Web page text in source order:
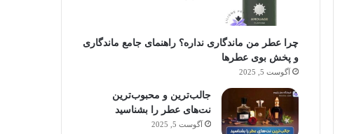
چرا عطر من ماندگاری نداره؟ راهنمای جامع ماندگاری
و پخش بوی عطرها
آگوست 5, 2025
جالب‌ترین و محبوب‌ترین
نت‌های عطر را بشناسید
آگوست 5, 2025